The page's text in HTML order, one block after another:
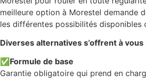
meilleure option à Morestel demande
les différentes possibilités disponibles
Diverses alternatives s’offrent à vous
✅ Formule de base
Garantie obligatoire qui prend en